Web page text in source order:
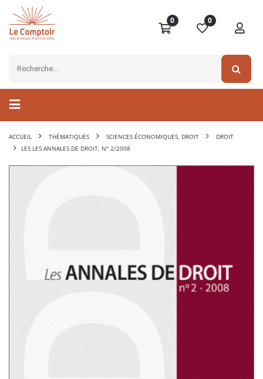
0 0
ACCUEIL THÉMATIQUES SCIENCES ÉCONOMIQUES, DROIT
DROIT
LES LES ANNALES DE DROIT, N° 2/2008